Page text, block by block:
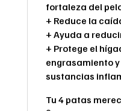
fortaleza del
+ Reduce la
+ Ayuda a
+ Protege el
engrasamiento
sustancias
Tu 4 patas